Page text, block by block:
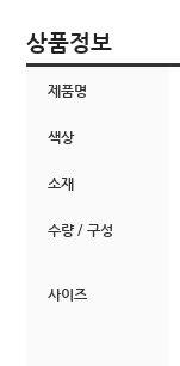
상품정보
제품명
색상
소재
수량 / 구성
사이즈